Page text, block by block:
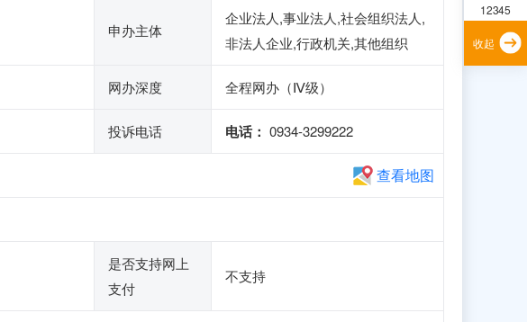
申办主体
企业法人,事业法人,社会组织法人,
非法人企业,行政机关,其他组织
网办深度 全程网办（Ⅳ级）
投诉电话 电话： 0934-3299222
查看地图
是否支持网上
支付
不支持
12345
收起